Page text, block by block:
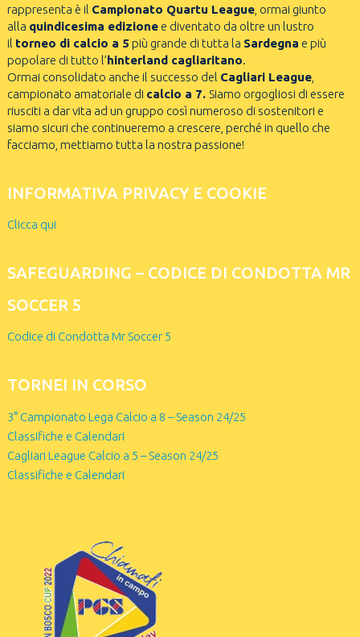
rappresenta è il Campionato Quartu League, ormai giunto
alla quindicesima edizionee diventato da oltre un lustro
il torneo di calcio a 5 più grande di tutta la Sardegna e più
popolare di tutto l’hinterland cagliaritano.
Ormai consolidato anche il successo del Cagliari League,
campionato amatoriale di calcio a 7. Siamo orgogliosi di essere
riusciti a dar vita ad un gruppo così numeroso di sostenitori e
siamo sicuri che continueremo a crescere, perché in quello che
facciamo, mettiamo tutta la nostra passione!
INFORMATIVA PRIVACY E COOKIE
Clicca qui
SAFEGUARDING – CODICE DI CONDOTTA MR
SOCCER 5
Codice di Condotta Mr Soccer 5
TORNEI IN CORSO
3° Campionato Lega Calcio a 8 – Season 24/25
Classifiche e Calendari
Cagliari League Calcio a 5 – Season 24/25
Classifiche e Calendari